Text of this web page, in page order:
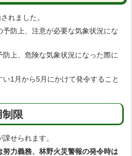
れました。
防上、注意が必要な気象状況にな
上、危険な気象状況になった際に
1月から5月にかけて発令すること
限
せられます。
力義務、林野火災警報の発令時は